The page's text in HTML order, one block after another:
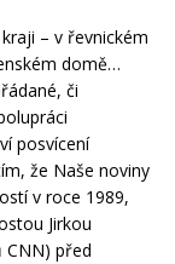
– v řevnickém
domě…
či
posvícení
že Naše noviny
v roce 1989,
Jirkou
CNN) před